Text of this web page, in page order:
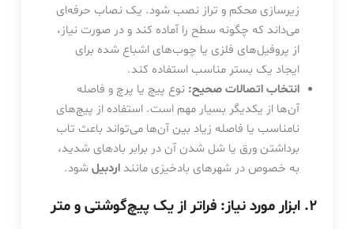
زیرسازی محکم و تراز نصب شود. یک نصاب حرفه‌ای
می‌داند که چگونه سطح را آماده کند و در صورت نیاز،
از پروفیل‌های فلزی یا چوب‌های اشباع شده برای
ایجاد یک بستر مناسب استفاده کند.
انتخاب اتصالات صحیح: نوع پیچ یا پرچ و فاصله
آن‌ها از یکدیگر بسیار مهم است. استفاده از پیچ‌های
نامناسب یا فاصله زیاد بین آن‌ها می‌تواند باعث تاب
برداشتن ورق یا شل شدن آن در برابر بادهای شدید،
به خصوص در شهرهای بادخیزی ماننداردبیل شود.
۲. ابزار مورد نیاز: فراتر از یک پیچ‌گوشتی و متر